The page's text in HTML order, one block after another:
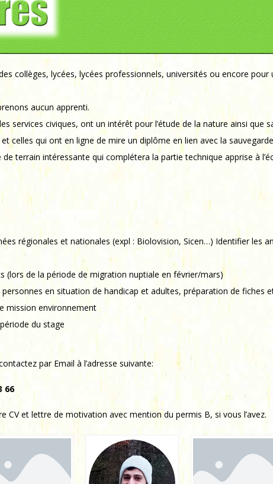
collèges, lycées, lycées professionnels, universités ou encore pour
aucun apprenti.
services civiques, ont un intérêt pour l’étude de la nature ainsi que
celles qui ont en ligne de mire un diplôme en lien avec la
terrain intéressante qui complétera la partie technique apprise à
régionales et nationales (expl : Biolovision, Sicen…) Identifier les
(lors de la période de migration nuptiale en février/mars)
en situation de handicap et adultes, préparation de fiches
mission environnement
du stage
par Email à l’adresse suivante:
66
CV et lettre de motivation avec mention du permis B, si vous l’avez.